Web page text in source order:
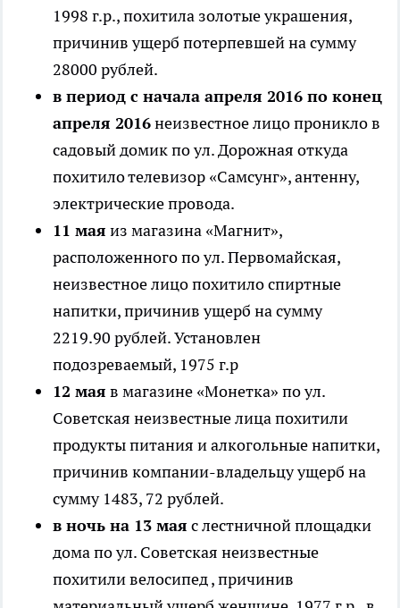
1998 г.р., похитила золотые украшения,
причинив ущерб потерпевшей на сумму
28000 рублей.
в период с начала апреля 2016 по конец
апреля 2016неизвестное лицо проникло в
садовый домик по ул. Дорожная откуда
похитило телевизор «Самсунг», антенну,
электрические провода.
11 мая из магазина «Магнит»,
расположенного по ул. Первомайская,
неизвестное лицо похитило спиртные
напитки, причинив ущерб на сумму
2219.90 рублей. Установлен
подозреваемый, 1975 г.р
12 мая в магазине «Монетка» по ул.
Советская неизвестные лица похитили
продукты питания и алкогольные напитки,
причинив компании-владельцу ущерб на
сумму 1483, 72 рублей.
в ночь на 13 мая с лестничной площадки
дома по ул. Советская неизвестные
похитили велосипед , причинив